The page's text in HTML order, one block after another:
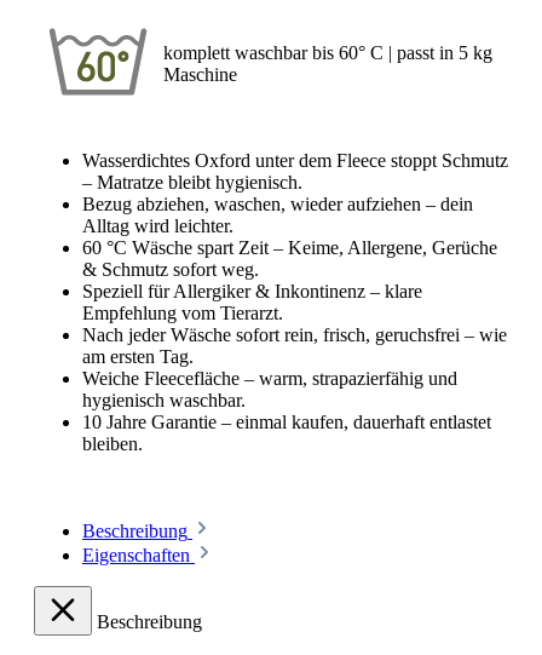
komplett waschbar bis 60° C | passt in 5 kg
Maschine
Wasserdichtes Oxford unter dem Fleece stoppt Schmutz
– Matratze bleibt hygienisch.
Bezug abziehen, waschen, wieder aufziehen – dein
Alltag wird leichter.
60 °C Wäsche spart Zeit – Keime, Allergene, Gerüche
& Schmutz sofort weg.
Speziell für Allergiker & Inkontinenz – klare
Empfehlung vom Tierarzt.
Nach jeder Wäsche sofort rein, frisch, geruchsfrei – wie
am ersten Tag.
Weiche Fleecefläche – warm, strapazierfähig und
hygienisch waschbar.
10 Jahre Garantie – einmal kaufen, dauerhaft entlastet
bleiben.
Beschreibung
Eigenschaften
Beschreibung